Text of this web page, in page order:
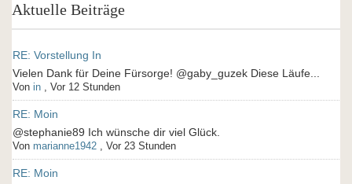
Aktuelle Beiträge
RE: Vorstellung In
Vielen Dank für Deine Fürsorge! @gaby_guzek Diese Läufe...
Von in , Vor 12 Stunden
RE: Moin
Von marianne1942 , Vor 23 Stunden
RE: Moin